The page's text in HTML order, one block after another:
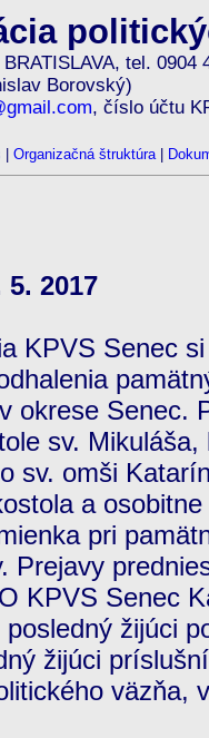
tel. 0904
Borovský)
, číslo účtu
Organizačná štruktúra|
2017
Senec si
okrese Senec.
sv.
sv. omši
a
pri
Prejavy
KPVS Senec
žijúci
žijúci
väzňa,